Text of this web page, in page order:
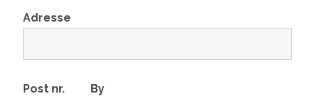
Adresse
Post nr. By